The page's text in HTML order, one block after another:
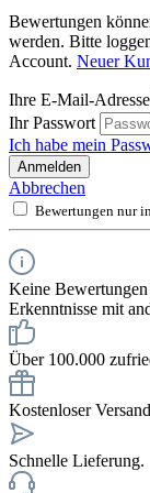
Bewertungen
werden. Bitte
Account. Neuer
Ihre E-Mail-Adresse
Ihr Passwort
Ich habe mein
Anmelden
Abbrechen
Bewertungen nur
Keine
Erkenntnisse mit
Über 100.000
Kostenloser
Schnelle Lieferung.